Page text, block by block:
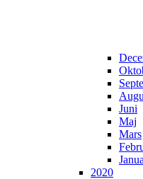
Juni
Maj
Mars
2020